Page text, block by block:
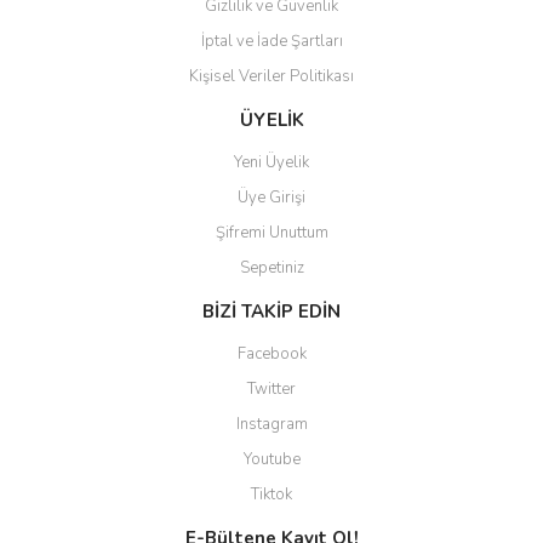
Gönder
Gizlilik ve Güvenlik
İptal ve İade Şartları
Kişisel Veriler Politikası
ÜYELİK
Yeni Üyelik
Üye Girişi
Şifremi Unuttum
Sepetiniz
BİZİ TAKİP EDİN
Facebook
Twitter
Instagram
Youtube
Tiktok
E-Bültene Kayıt Ol!